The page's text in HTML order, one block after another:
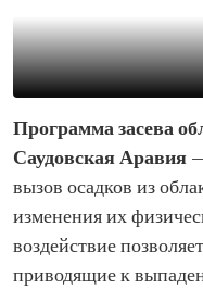
Программа засева
Саудовская Аравия
вызов осадков из
изменения их
воздействие
приводящие к